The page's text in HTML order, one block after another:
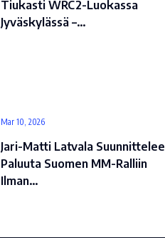
Tiukasti WRC2-Luokassa
Jyväskylässä –…
Mar 10, 2026
Jari-Matti Latvala Suunnittelee
Paluuta Suomen MM-Ralliin
Ilman…